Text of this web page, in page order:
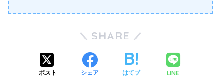
SHARE
ポスト シェア はてブ LINE